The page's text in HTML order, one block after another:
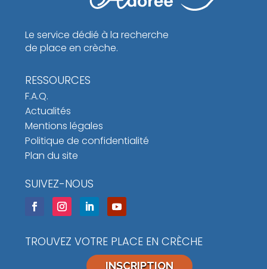
Le service dédié à la recherche
de place en crèche.
RESSOURCES
F.A.Q.
Actualités
Mentions légales
Politique de confidentialité
Plan du site
SUIVEZ-NOUS
TROUVEZ VOTRE PLACE EN CRÈCHE
INSCRIPTION